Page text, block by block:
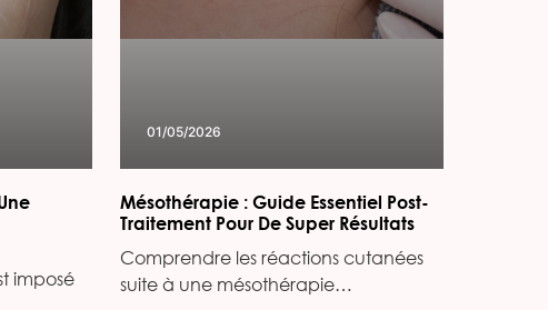
imposé
01/05/2026
Mésothérapie : Guide Essentiel Post-
Traitement Pour De Super Résultats
Comprendre les réactions cutanées
suite à une mésothérapie…